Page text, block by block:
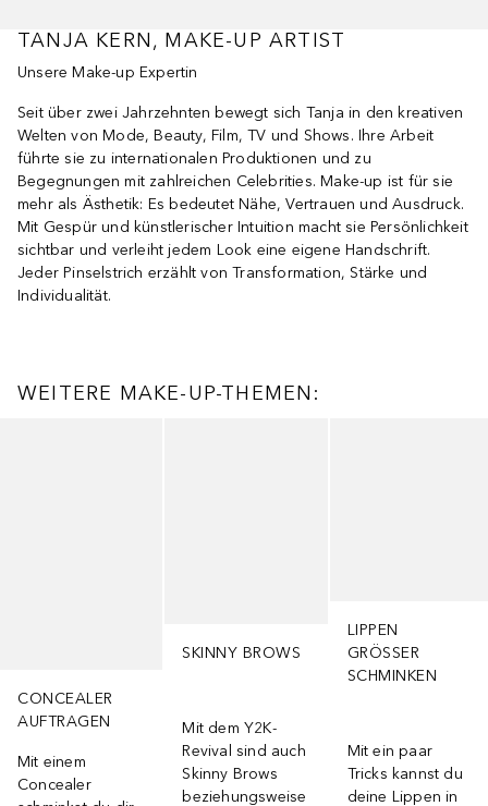
TANJA KERN, MAKE-UP ARTIST
Unsere Make-up Expertin
Seit über zwei Jahrzehnten bewegt sich Tanja in den kreativen
Welten von Mode, Beauty, Film, TV und Shows. Ihre Arbeit
führte sie zu internationalen Produktionen und zu
Begegnungen mit zahlreichen Celebrities. Make-up ist für sie
mehr als Ästhetik: Es bedeutet Nähe, Vertrauen und Ausdruck.
Mit Gespür und künstlerischer Intuition macht sie Persönlichkeit
sichtbar und verleiht jedem Look eine eigene Handschrift.
Jeder Pinselstrich erzählt von Transformation, Stärke und
Individualität.
WEITERE MAKE-UP-THEMEN:
CONCEALER
AUFTRAGEN
Mit einem
Concealer
SKINNY BROWS
Mit dem Y2K-
Revival sind auch
Skinny Brows
beziehungsweise
LIPPEN
GRÖSSER S
CHMINKEN
Mit ein paar
Tricks kannst du
deine Lippen in